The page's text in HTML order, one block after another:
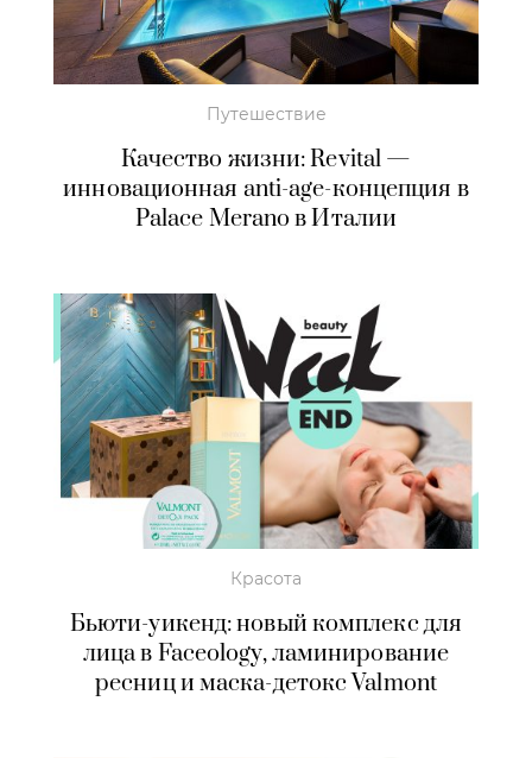
Путешествие
Качество жизни: Revital —
инновационная anti-age-концепция в
Palace Merano в Италии
Красота
Бьюти-уикенд: новый комплекс для
лица в Faceology, ламинирование
ресниц и маска-детокс Valmont